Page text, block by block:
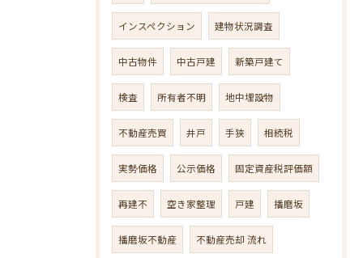
インスペクション 建物状況調査
中古物件 中古戸建 新築戸建て
検査 所有者不明 地中埋設物
不動産売買 井戸 手狭 相続税
実勢価格 公示価格 固定資産税評価額
再建不 空き家整理 戸建 播磨坂
播磨坂不動産 不動産売却 流れ